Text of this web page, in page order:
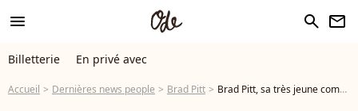
menu search newsletter
Billetterie En privé avec
Accueil Dernières news people Brad Pitt Brad Pitt, sa très jeune compagne validée par "la plupart de ses enfants" ? "Les choses deviennent sérieuses !"